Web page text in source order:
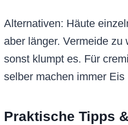
Alternativen: Häute
aber länger. Vermeide zu
sonst klumpt es. Für
selber machen immer Eis
Praktische Tipps